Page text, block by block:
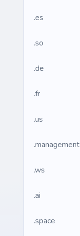
.es
.so
.de
.fr
.us
.management
.ws
.ai
.space